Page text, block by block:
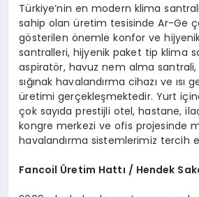
Türkiye’nin en modern klima
sahip olan üretim tesisinde Ar-Ge
gösterilen önemle konfor ve
santralleri, hijyenik paket tip klima
aspiratör, havuz nem alma
sığınak havalandırma cihazı ve ısı
üretimi gerçekleşmektedir. Yurt
çok sayıda prestijli otel, hastane,
kongre merkezi ve ofis projesinde
havalandırma sistemlerimiz tercih
Fancoil Üretim Hattı / Hendek